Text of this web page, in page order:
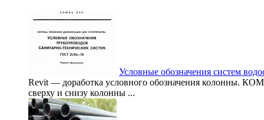
Условные обозначения систем
Revit — доработка условного обозначения колонны.
сверху и снизу колонны ...